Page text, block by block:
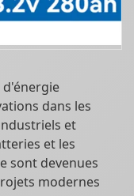
dans les
et
et les
sont devenues
modernes